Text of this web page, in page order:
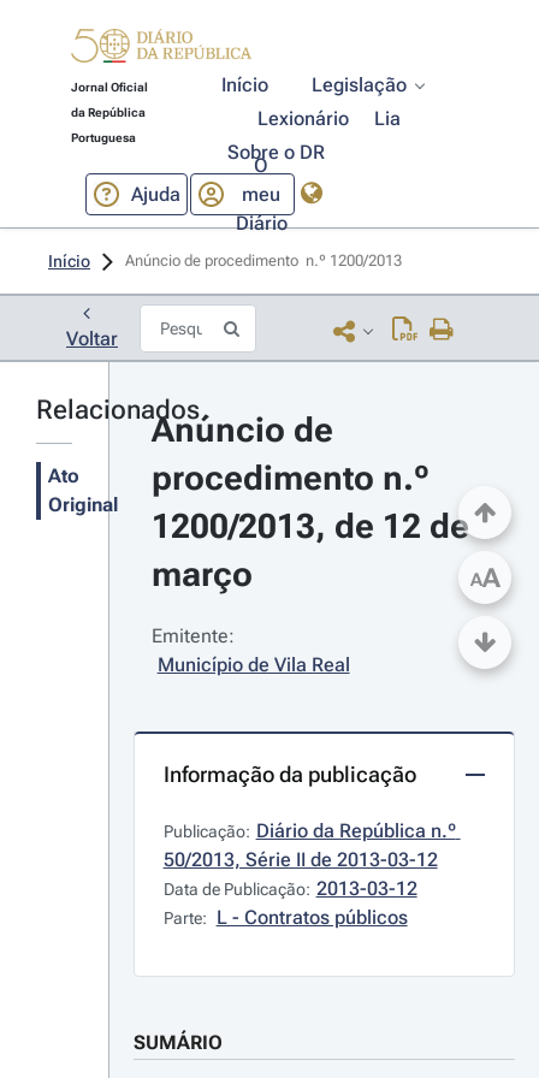
Jornal Oficial
da República
Portuguesa
Início
Legislação
Lexionário
Lia
Sobre o DR
Ajuda
O
meu
Diário
Início Anúncio de procedimento  n.º 1200/2013
Voltar
Relacionados
Ato
Original
Anúncio de
procedimento n.º
1200/2013, de 12 de
março
Emitente:
Município de Vila Real
Informação da publicação
Publicação: Diário da República n.º
50/2013, Série II de 2013-03-12
Data de Publicação: 2013-03-12
Parte: L - Contratos públicos
SUMÁRIO
AA